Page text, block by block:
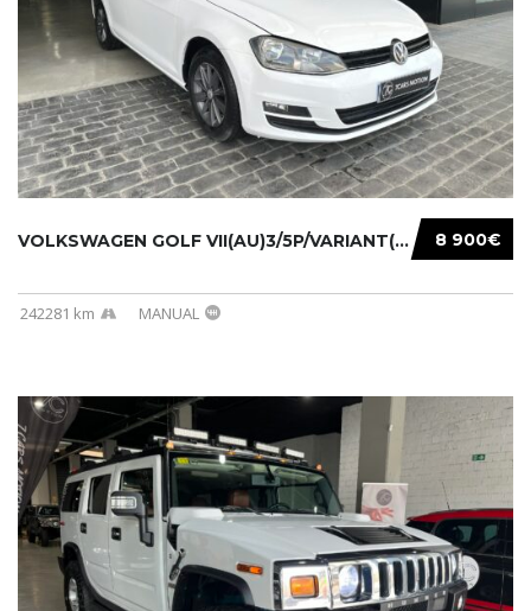
8 900€
VOLKSWAGEN GOLF VII(AU)3/5P/VARIANT(12-16 20...
242281 km MANUAL